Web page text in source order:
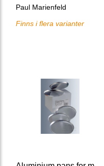
Paul Marienfeld
Finns i flera varianter